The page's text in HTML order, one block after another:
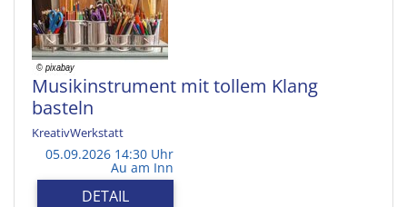
Musikinstrument mit tollem Klang
basteln
KreativWerkstatt
05.09.2026 14:30 Uhr
Au am Inn
DETAIL